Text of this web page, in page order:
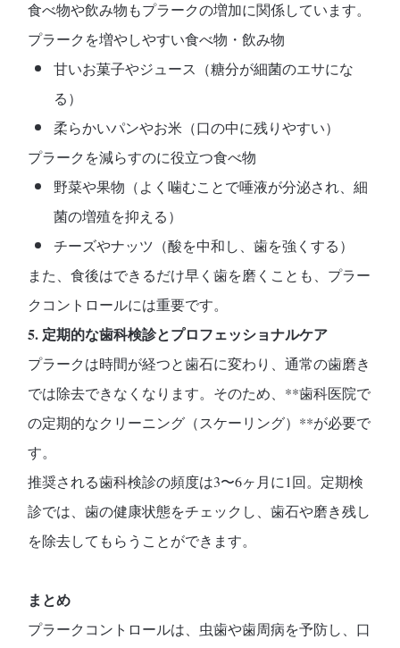
食べ物や飲み物もプラークの増加に関係しています。
プラークを増やしやすい食べ物・飲み物
甘いお菓子やジュース（糖分が細菌のエサにな
る）
柔らかいパンやお米（口の中に残りやすい）
プラークを減らすのに役立つ食べ物
野菜や果物（よく噛むことで唾液が分泌され、細
菌の増殖を抑える）
チーズやナッツ（酸を中和し、歯を強くする）
また、食後はできるだけ早く歯を磨く ことも、プラー
クコントロールには重要です。
5. 定期的な歯科検診とプロフェッショナルケア
プラークは時間が経つと歯石に変わり、通常の歯磨き
では除去できなくなります。そのため、**歯科医院で
の定期的なクリーニング（スケーリング）**が必要で
す。
推奨される歯科検診の頻度は3〜6ヶ月に1回。定期検
診では、歯の健康状態をチェックし、歯石や磨き残し
を除去してもらうことができます。
まとめ
プラークコントロールは、虫歯や歯周病を予防し、口